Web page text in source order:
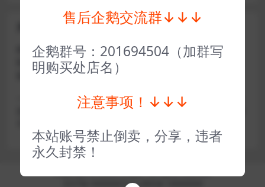
关于密码错误问题
账号密码复制粘贴，注意不要复制到空格了，CTRL+C复
制，或者鼠标右键先复制然后键盘 CTRL+V粘贴，steam改
版了必须键盘粘贴（CTRL+V粘贴）鼠标不能粘贴了
————————————————————–离线模式玩
游戏，在线没存档被顶号，不然没有存档，D加密游戏尽量
京ICP备18888888号京公网安备 188888888
售后企鹅交流群↓↓↓
企鹅群号：201694504（加群写
明购买处店名）
注意事项！↓↓↓
本站账号禁止倒卖，分享，违者
永久封禁！